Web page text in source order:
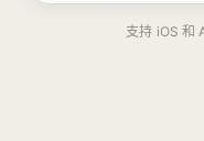
支持 iOS 和